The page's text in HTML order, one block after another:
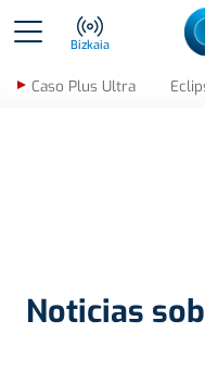
Bizkaia
Caso Plus Ultra
Noticias